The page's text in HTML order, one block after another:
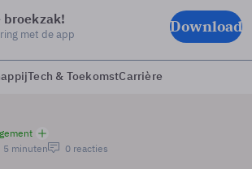
broekzak!
met de app Download
Tech & ToekomstCarrière
5 minuten 0 reacties